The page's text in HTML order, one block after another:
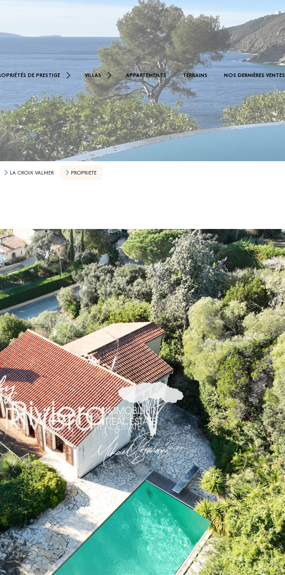
DE PRESTIGE
€ À 5.000.000 €
€
VILLAS
< 1.000.000 €
De 1.000.000 € À 2.000.000 €
De 2.000.000 € À 2.500.000 €
APPARTEMENTS TERRAINS NOS DERNIÈRES VENTES
LA CROIX VALMER PROPRIETE